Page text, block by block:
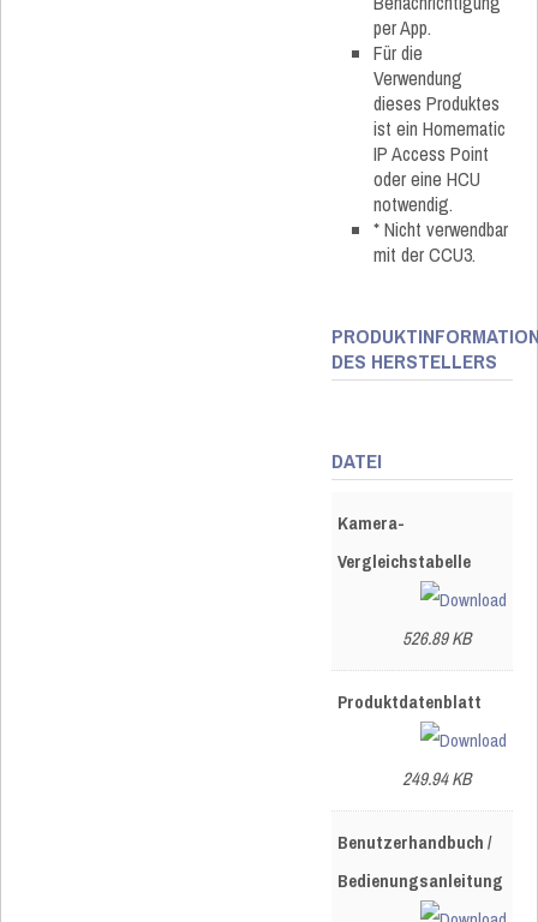
per App.
Für die
Verwendung
dieses Produktes
ist ein Homematic
IP Access Point
oder eine HCU
notwendig.
* Nicht verwendbar
mit der CCU3.
DES HERSTELLERS
DATEI
Kamera-
Vergleichstabelle
526.89 KB
Produktdatenblatt
249.94 KB
Benutzerhandbuch /
Bedienungsanleitung